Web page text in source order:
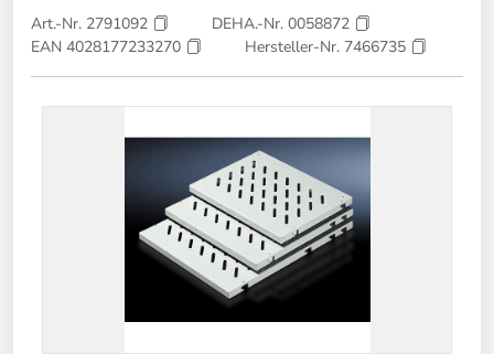
Art.-Nr. 2791092
DEHA.-Nr. 0058872
EAN 4028177233270
Hersteller-Nr. 7466735